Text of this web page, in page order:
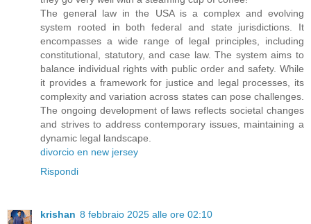
The general law in the USA is a complex and evolving
system rooted in both federal and state jurisdictions. It
encompasses a wide range of legal principles, including
constitutional, statutory, and case law. The system aims to
balance individual rights with public order and safety. While
it provides a framework for justice and legal processes, its
complexity and variation across states can pose challenges.
The ongoing development of laws reflects societal changes
and strives to address contemporary issues, maintaining a
dynamic legal landscape.
divorcio en new jersey
Rispondi
krishan 8 febbraio 2025 alle ore 02:10